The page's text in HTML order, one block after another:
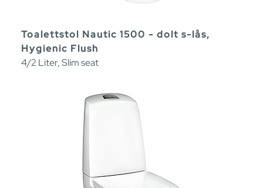
Toalettstol Nautic 1500 - dolt s-lås,
Hygienic Flush
4/2 Liter, Slim seat